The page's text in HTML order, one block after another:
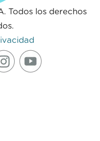
Todos los derechos